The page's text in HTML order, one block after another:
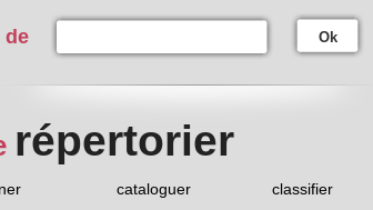
de Ok
répertorier
cataloguer classifier